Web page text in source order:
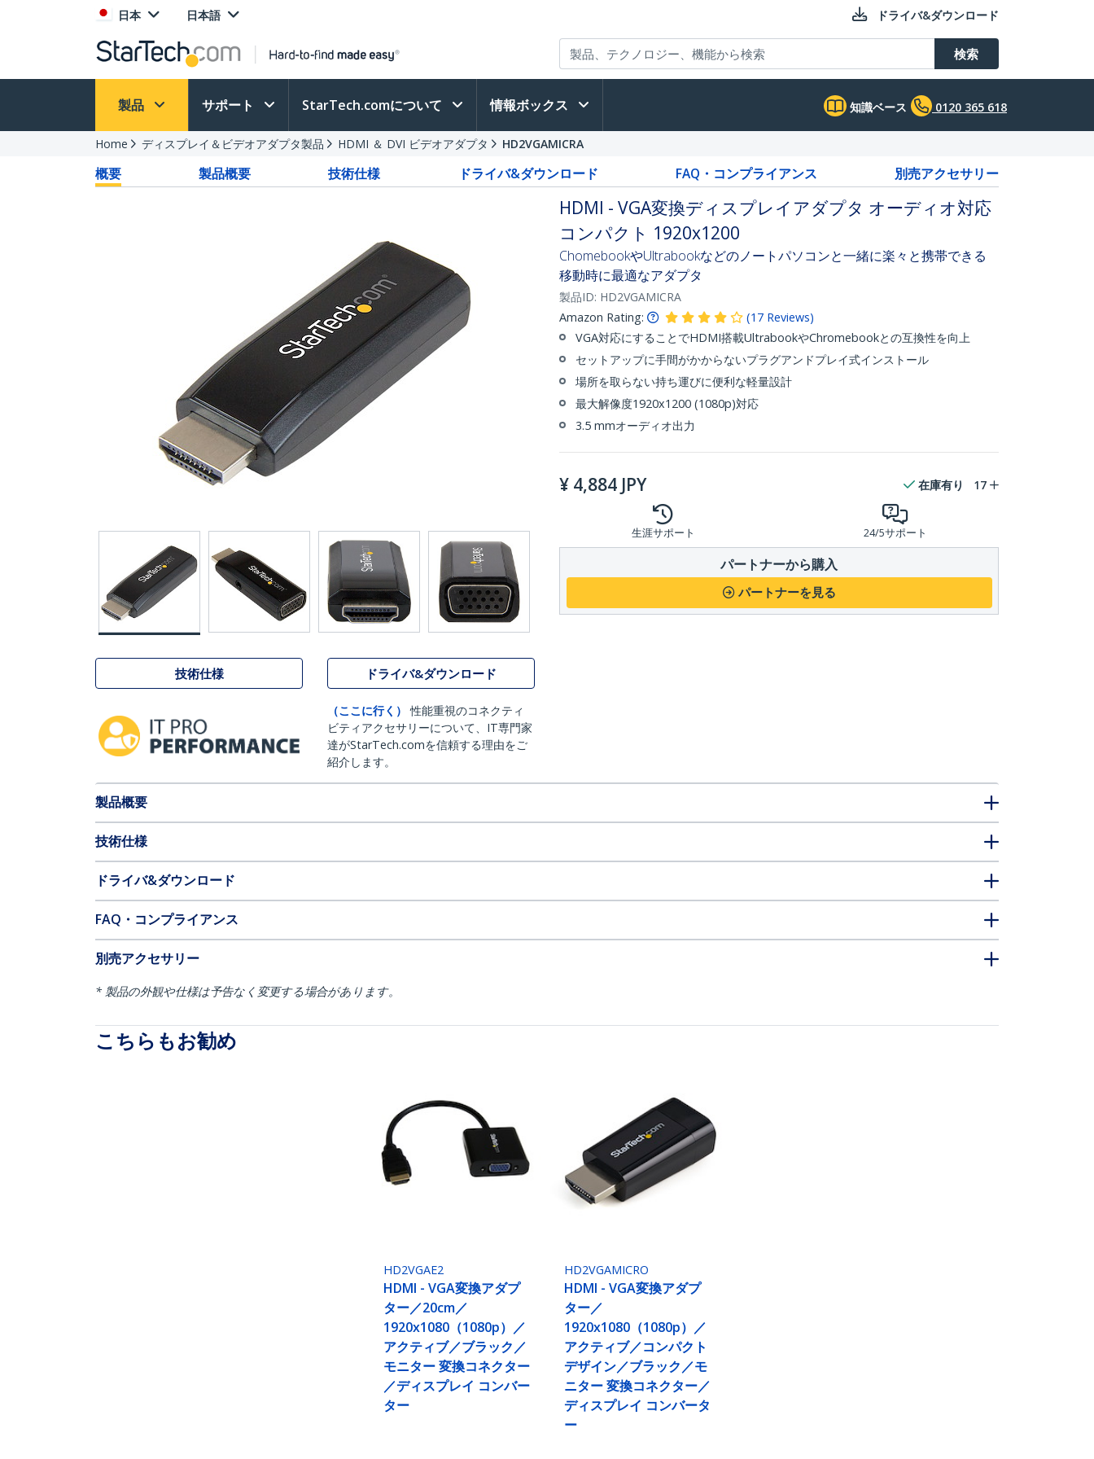
日本 日本語 ドライバ&ダウンロード
検索
製品 サポート StarTech.comについて 情報ボックス 知識ベース 0120 365 618
Home ディスプレイ＆ビデオアダプタ製品 HDMI ＆ DVI ビデオアダプタ HD2VGAMICRA
概要 製品概要 技術仕様 ドライバ&ダウンロード FAQ・コンプライアンス 別売アクセサリー
技術仕様 ドライバ&ダウンロード
（ここに行く）
性能重視のコネクティ
ビティアクセサリーについて、IT専門家
達がStarTech.comを信頼する理由をご
紹介します。
HDMI - VGA変換ディスプレイアダプタ オーディオ対応
コンパクト 1920x1200
ChomebookやUltrabookなどのノートパソコンと一緒に楽々と携帯できる
移動時に最適なアダプタ
製品ID: HD2VGAMICRA
Amazon Rating:
(17 Reviews)
VGA対応にすることでHDMI搭載UltrabookやChromebookとの互換性を向上
セットアップに手間がかからないプラグアンドプレイ式インストール
場所を取らない持ち運びに便利な軽量設計
最大解像度1920x1200 (1080p)対応
3.5 mmオーディオ出力
¥ 4,884 JPY 在庫有り 17
生涯サポート 24/5サポート
パートナーから購入
パートナーを見る
製品概要
技術仕様
ドライバ&ダウンロード
FAQ・コンプライアンス
別売アクセサリー
* 製品の外観や仕様は予告なく変更する場合があります。
こちらもお勧め
HD2VGAE2
HDMI - VGA変換アダプ
ター／20cm／
1920x1080（1080p）／
アクティブ／ブラック／
モニター 変換コネクター
／ディスプレイ コンバー
ター
HD2VGAMICRO
HDMI - VGA変換アダプ
ター／
1920x1080（1080p）／
アクティブ／コンパクト
デザイン／ブラック／モ
ニター 変換コネクター／
ディスプレイ コンバータ
ー